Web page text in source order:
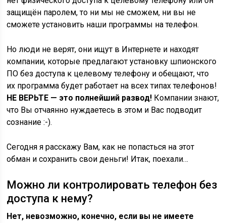
защищён паролем, то ни мы не сможем, ни вы не
сможете установить наши программы на телефон.
Но люди не верят, они ищут в Интернете и находят
компании, которые предлагают установку шпионского
ПО без доступа к целевому телефону и обещают, что
их программа будет работает на всех типах телефонов!
НЕ ВЕРЬТЕ — это полнейший развод! Компании знают,
что Вы отчаянно нуждаетесь в этом и Вас подводит
сознание :-).
Сегодня я расскажу Вам, как не попасться на этот
обман и сохранить свои деньги! Итак, поехали…
Можно ли контролировать телефон без
доступа к нему?
Нет, невозможно, конечно, если вы не имеете